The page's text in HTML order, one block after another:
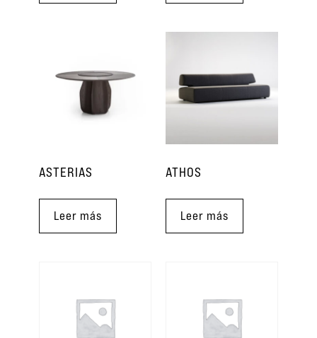
ASTERIAS
Leer más
ATHOS
Leer más